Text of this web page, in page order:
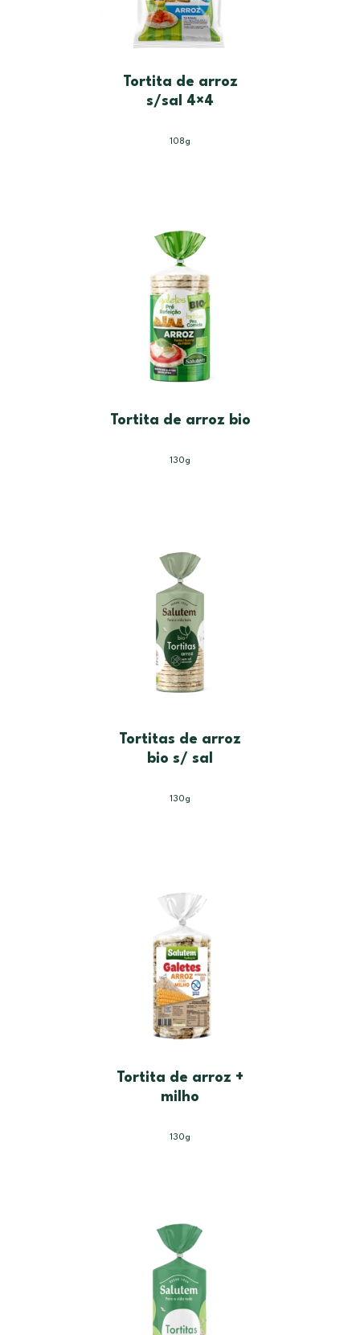
Tortita de arroz
s/sal 4×4
108g
Tortita de arroz bio
130g
Tortitas de arroz
bio s/ sal
130g
Tortita de arroz +
milho
130g